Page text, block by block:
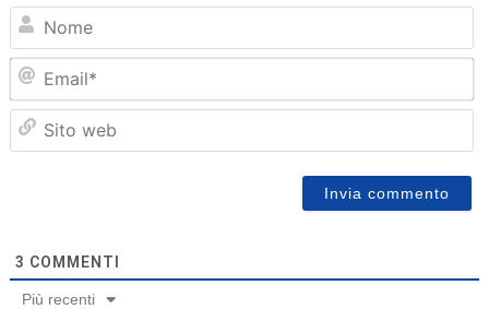
3 COMMENTI
Più recenti